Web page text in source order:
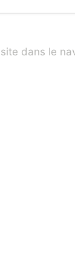
dans le